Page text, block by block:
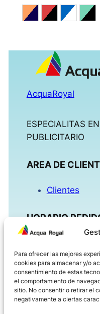
Para ofrecer las mejores
cookies para almacenar y/o
consentimiento de estas
el comportamiento de
sitio. No consentir o retirar el
negativamente a ciertas
Coral / Marino
Rojo / Negro
Royal /
AcquaRoyal
ESPECIALITAS
PUBLICITARIO
AREA DE
Clientes
HORARIO
Tardes
Viernes